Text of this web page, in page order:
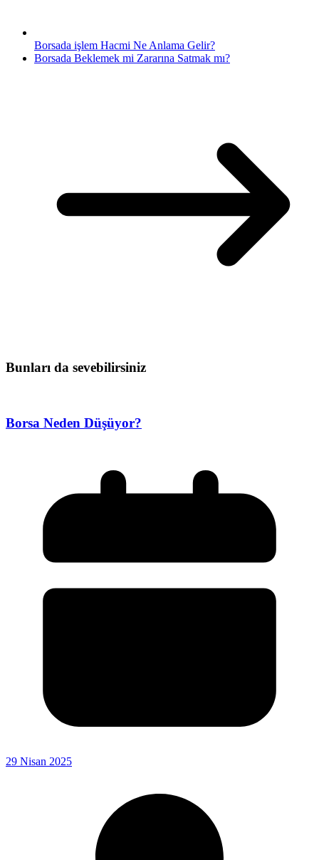
Borsada işlem Hacmi Ne Anlama Gelir?
Borsada Beklemek mi Zararına Satmak mı?
Bunları da sevebilirsiniz
Borsa Neden Düşüyor?
29 Nisan 2025